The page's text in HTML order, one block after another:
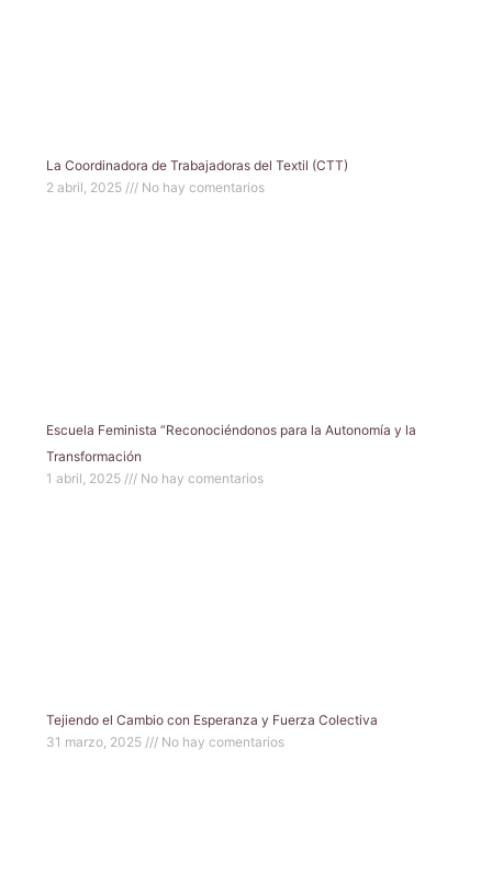
La Coordinadora de Trabajadoras del Textil (CTT)
2 abril, 2025
No hay comentarios
Escuela Feminista “Reconociéndonos para la Autonomía y la
Transformación
1 abril, 2025
No hay comentarios
Tejiendo el Cambio con Esperanza y Fuerza Colectiva
31 marzo, 2025
No hay comentarios